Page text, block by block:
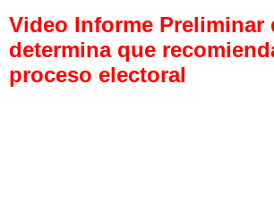
Video Informe Preliminar
determina que
proceso electoral